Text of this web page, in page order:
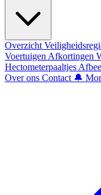
Overzicht
Voertuigen Afkortingen
Hectometerpaaltjes
Over ons Contact 🔔